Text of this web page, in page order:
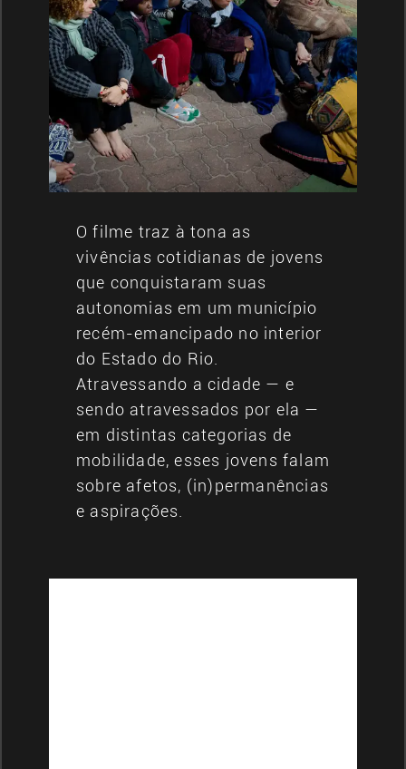
O filme traz à tona as
vivências cotidianas de jovens
que conquistaram suas
autonomias em um município
recém-emancipado no interior
do Estado do Rio.
Atravessando a cidade — e
sendo atravessados por ela —
em distintas categorias de
mobilidade, esses jovens falam
sobre afetos, (in)permanências
e aspirações.